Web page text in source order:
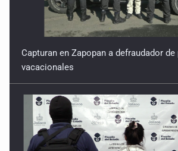
Capturan en Zapopan a defraudador de
vacacionales